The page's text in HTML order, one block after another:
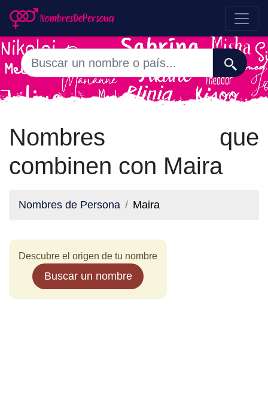
Nombres que
combinen con Maira
Nombres de Persona Maira
Descubre el origen de tu nombre
Buscar un nombre